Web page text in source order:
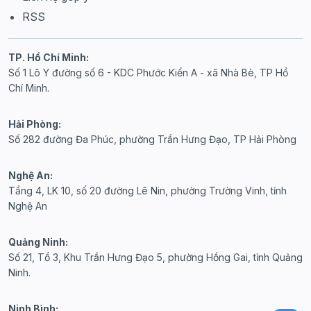
RSS
TP. Hồ Chí Minh:
Số 1 Lô Y đường số 6 - KDC Phước Kiển A - xã Nhà Bè, TP Hồ
Chí Minh.
Hải Phòng:
Số 282 đường Đa Phúc, phường Trần Hưng Đạo, TP Hải Phòng
Nghệ An:
Tầng 4, LK 10, số 20 đường Lê Nin, phường Trường Vinh, tỉnh
Nghệ An
Quảng Ninh:
Số 21, Tổ 3, Khu Trần Hưng Đạo 5, phường Hồng Gai, tỉnh Quảng
Ninh.